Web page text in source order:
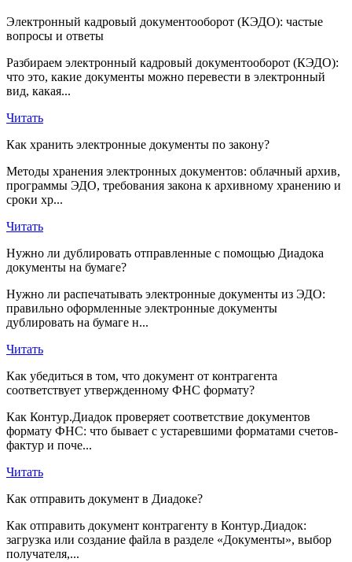
Электронный кадровый документооборот (КЭДО): частые
вопросы и ответы
Разбираем электронный кадровый документооборот (КЭДО):
что это, какие документы можно перевести в электронный
вид, какая...
Читать
Как хранить электронные документы по закону?
Методы хранения электронных документов: облачный архив,
программы ЭДО, требования закона к архивному хранению и
сроки хр...
Читать
Нужно ли дублировать отправленные с помощью Диадока
документы на бумаге?
Нужно ли распечатывать электронные документы из ЭДО:
правильно оформленные электронные документы
дублировать на бумаге н...
Читать
Как убедиться в том, что документ от контрагента
соответствует утвержденному ФНС формату?
Как Контур.Диадок проверяет соответствие документов
формату ФНС: что бывает с устаревшими форматами счетов-
фактур и поче...
Читать
Как отправить документ в Диадоке?
Как отправить документ контрагенту в Контур.Диадок:
загрузка или создание файла в разделе «Документы», выбор
получателя,...